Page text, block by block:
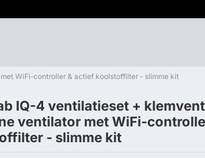
WiFi-controller & actief koolstoffilter - slimme kit
IQ-4 ventilatieset +
ventilator met WiFi-
- slimme kit